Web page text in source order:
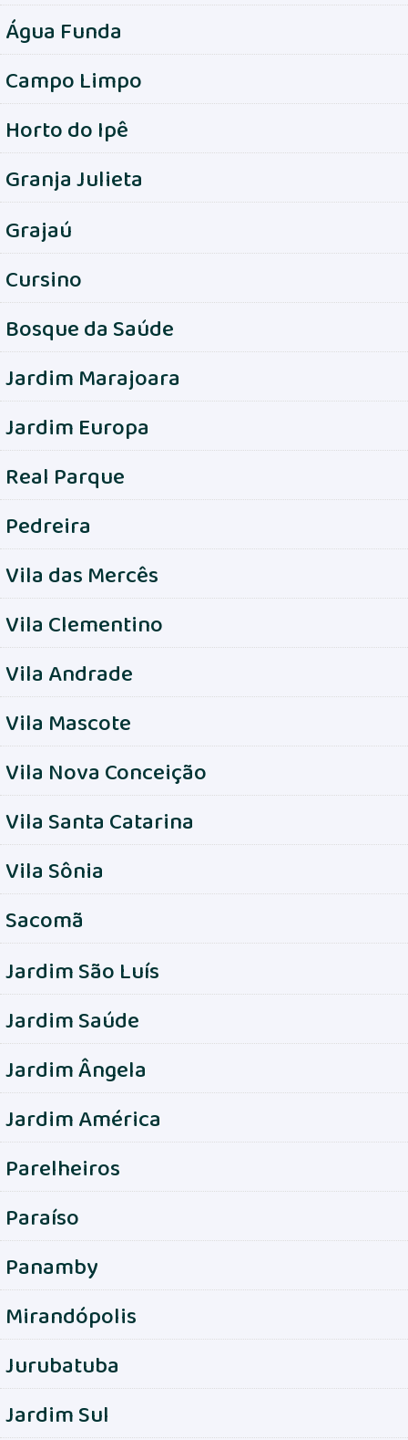
Água Funda
Campo Limpo
Horto do Ipê
Granja Julieta
Grajaú
Cursino
Bosque da Saúde
Jardim Marajoara
Jardim Europa
Real Parque
Pedreira
Vila das Mercês
Vila Clementino
Vila Andrade
Vila Mascote
Vila Nova Conceição
Vila Santa Catarina
Vila Sônia
Sacomã
Jardim São Luís
Jardim Saúde
Jardim Ângela
Jardim América
Parelheiros
Paraíso
Panamby
Mirandópolis
Jurubatuba
Jardim Sul